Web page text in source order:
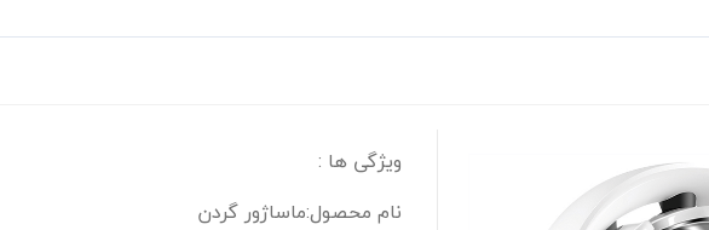
ویژگی ها :
نام محصول:ماساژور گردن